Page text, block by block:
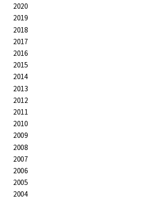
2020
2019
2018
2017
2016
2015
2014
2013
2012
2011
2010
2009
2008
2007
2006
2005
2004